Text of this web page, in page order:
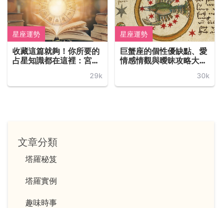
星座運勢
收藏這篇就夠！你所要的
占星知識都在這裡：宮
星座、火星星座、水星星
座、金星星座、莉莉絲...
29k
星座運勢
巨蟹座的個性優缺點、愛
情感情觀與曖昧攻略大全
30k
文章分類
塔羅秘笈
塔羅實例
趣味時事